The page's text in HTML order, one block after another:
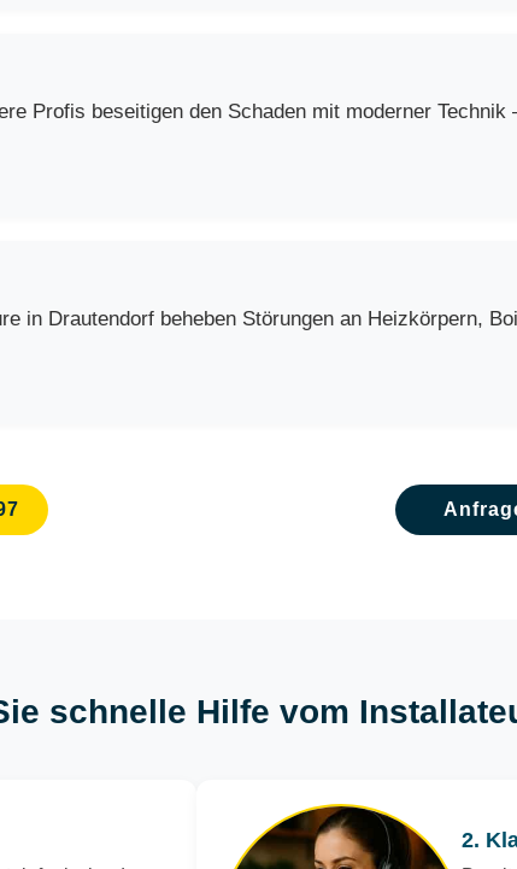
Profis beseitigen den Schaden mit moderner
in Drautendorf beheben Störungen an Heizkörpern,
schnelle Hilfe vom
2.